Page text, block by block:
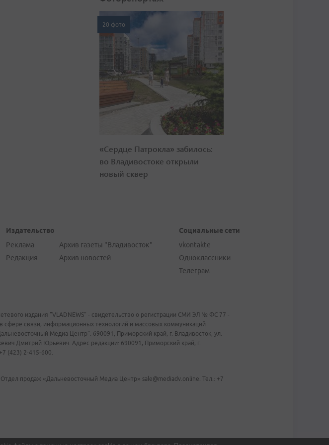
20 фото
«Сердце Патрокла» забилось:
во Владивостоке открыли
новый сквер
Издательство
Реклама
Редакция
Архив газеты "Владивосток"
Архив новостей
Социальные сети
vkontakte
Одноклассники
Телеграм
издания "VLADNEWS" - свидетельство о регистрации СМИ ЭЛ № ФС 77 -
сфере связи, информационных технологий и массовых коммуникаций
Медиа Центр". 690091, Приморский край, г. Владивосток, ул.
Дмитрий Юрьевич. Адрес редакции: 690091, Приморский край, г.
(423) 2-415-600.
продаж «Дальневосточный Медиа Центр» sale@mediadv.online. Тел.: +7